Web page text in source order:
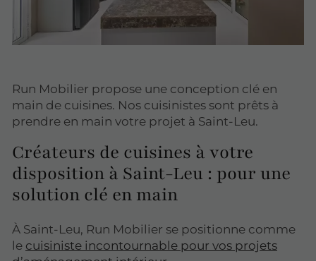
Run Mobilier propose une conception clé en
main de cuisines. Nos cuisinistes sont prêts à
prendre en main votre projet à Saint-Leu.
Créateurs de cuisines à votre
disposition à Saint-Leu : pour une
solution clé en main
À Saint-Leu, Run Mobilier se positionne comme
le cuisiniste incontournable pour vos projets